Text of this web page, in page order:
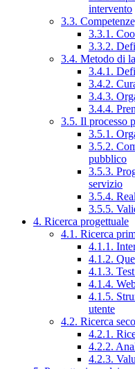
intervento
3.3.
3.3.1.
3.3.2.
3.4. Metodo di
3.4.1.
3.4.2.
3.4.3.
3.4.4.
3.5. Il processo
3.5.1.
3.5.2.
pubblico
3.5.3.
servizio
3.5.4.
3.5.5.
4. Ricerca progettuale
4.1. Ricerca
4.1.1.
4.1.2.
4.1.3.
4.1.4.
4.1.5.
utente
4.2. Ricerca
4.2.1.
4.2.2.
4.2.3.